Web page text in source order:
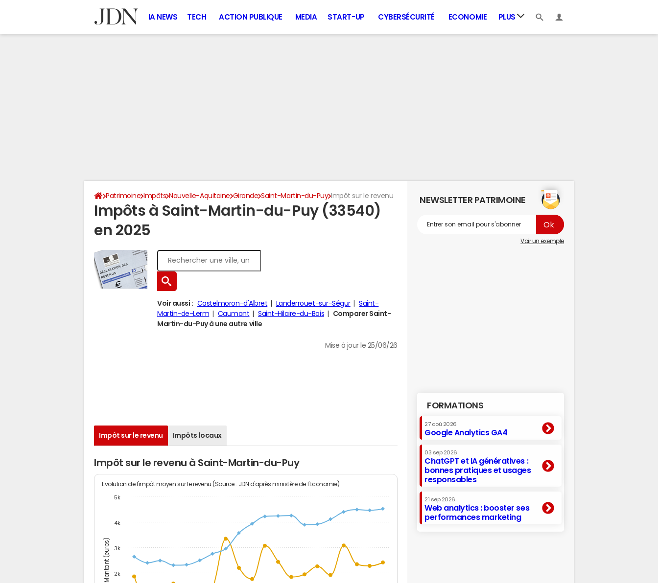
IA NEWS TECH ACTION PUBLIQUE MEDIA START-UP CYBERSÉCURITÉ ECONOMIE PLUS
Patrimoine Impôts Nouvelle-Aquitaine Gironde Saint-Martin-du-Puy Impôt sur le revenu
Impôts à Saint-Martin-du-Puy (33540)
en 2025
Voir aussi : Castelmoron-d'Albret Landerrouet-sur-Ségur
Saint-
Martin-de-Lerm
Caumont Saint-Hilaire-du-Bois
Comparer Saint-
Martin-du-Puy à une autre ville
Mise à jour le 25/06/26
Impôt sur le revenu Impôts locaux
Impôt sur le revenu à Saint-Martin-du-Puy
Montant (euros)
Evolution de l'impôt moyen sur le revenu (Source : JDN d'après ministère de l'Economie)
2k
3k
4k
5k
NEWSLETTER PATRIMOINE
Voir un exemple
FORMATIONS
27 aoû 2026
Google Analytics GA4
03 sep 2026
ChatGPT et IA génératives :
bonnes pratiques et usages
responsables
21 sep 2026
Web analytics : booster ses
performances marketing